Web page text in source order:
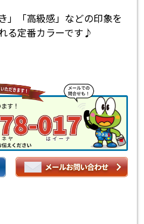
」「高級感」などの印象を
る定番カラーです♪